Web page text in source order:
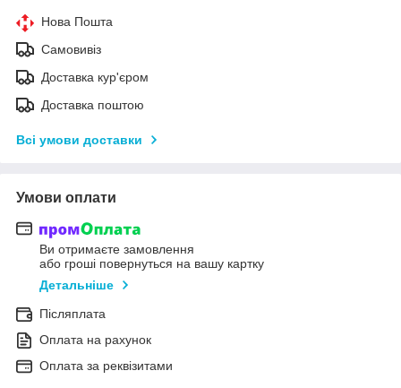
Нова Пошта
Самовивіз
Доставка кур'єром
Доставка поштою
Всі умови доставки
Умови оплати
Ви отримаєте замовлення
або гроші повернуться на вашу картку
Детальніше
Післяплата
Оплата на рахунок
Оплата за реквізитами